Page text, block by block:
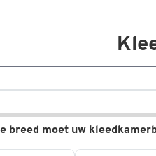
breed moet uw